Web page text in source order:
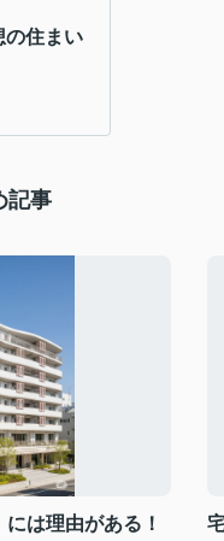
の住まい
記事
は理由がある！